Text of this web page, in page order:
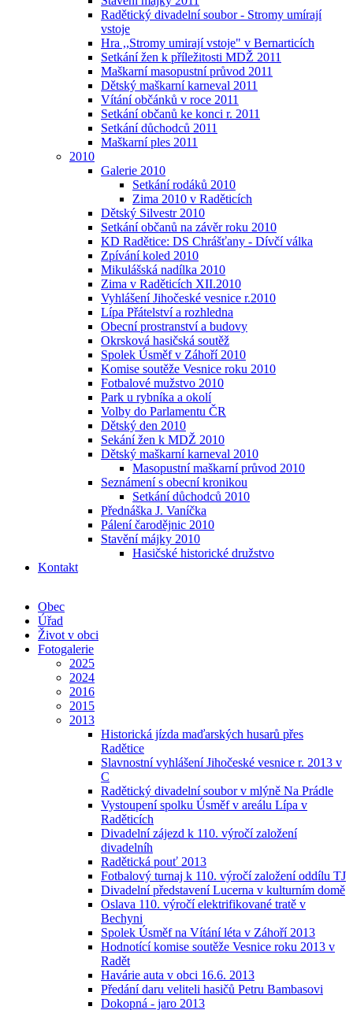
Radětický divadelní soubor - Stromy umírají
vstoje
Hra ,,Stromy umirají vstoje" v Bernarticích
Setkání žen k příležitosti MDŽ 2011
Maškarní masopustní průvod 2011
Dětský maškarní karneval 2011
Vítání občánků v roce 2011
Setkání občanů ke konci r. 2011
Setkání důchodců 2011
Maškarní ples 2011
2010
Galerie 2010
Setkání rodáků 2010
Zima 2010 v Raděticích
Dětský Silvestr 2010
Setkání občanů na závěr roku 2010
KD Radětice: DS Chrášťany - Dívčí válka
Zpívání koled 2010
Mikulášská nadílka 2010
Zima v Raděticích XII.2010
Vyhlášení Jihočeské vesnice r.2010
Lípa Přátelství a rozhledna
Obecní prostranství a budovy
Okrsková hasičská soutěž
Spolek Úsměf v Záhoří 2010
Komise soutěže Vesnice roku 2010
Fotbalové mužstvo 2010
Park u rybníka a okolí
Volby do Parlamentu ČR
Dětský den 2010
Sekání žen k MDŽ 2010
Dětský maškarní karneval 2010
Masopustní maškarní průvod 2010
Seznámení s obecní kronikou
Setkání důchodců 2010
Přednáška J. Vaníčka
Pálení čarodějnic 2010
Stavění májky 2010
Hasičské historické družstvo
Kontakt
Obec
Úřad
Život v obci
Fotogalerie
2025
2024
2016
2015
2013
Historická jízda maďarských husarů přes
Radětice
Slavnostní vyhlášení Jihočeské vesnice r. 2013 v
C
Radětický divadelní soubor v mlýně Na Prádle
Vystoupení spolku Úsměf v areálu Lípa v
Raděticích
Divadelní zájezd k 110. výročí založení
divadelníh
Radětická pouť 2013
Fotbalový turnaj k 110. výročí založení oddílu TJ
Divadelní představení Lucerna v kulturním domě
Oslava 110. výročí elektrifikované tratě v
Bechyni
Spolek Úsměf na Vítání léta v Záhoří 2013
Hodnotící komise soutěže Vesnice roku 2013 v
Radět
Havárie auta v obci 16.6. 2013
Předání daru veliteli hasičů Petru Bambasovi
Dokopná - jaro 2013